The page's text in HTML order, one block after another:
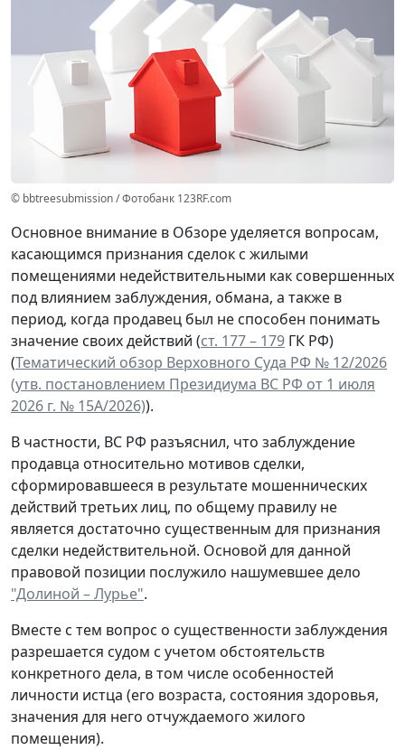
© bbtreesubmission / Фотобанк 123RF.com
Основное внимание в Обзоре уделяется вопросам,
касающимся признания сделок с жилыми
помещениями недействительными как совершенных
под влиянием заблуждения, обмана, а также в
период, когда продавец был не способен понимать
значение своих действий (ст. 177 – 179 ГК РФ)
(Тематический обзор Верховного Суда РФ № 12/2026
(утв. постановлением Президиума ВС РФ от 1 июля
2026 г. № 15А/2026)).
В частности, ВС РФ разъяснил, что заблуждение
продавца относительно мотивов сделки,
сформировавшееся в результате мошеннических
действий третьих лиц, по общему правилу не
является достаточно существенным для признания
сделки недействительной. Основой для данной
правовой позиции послужило нашумевшее дело
"Долиной – Лурье".
Вместе с тем вопрос о существенности заблуждения
разрешается судом с учетом обстоятельств
конкретного дела, в том числе особенностей
личности истца (его возраста, состояния здоровья,
значения для него отчуждаемого жилого
помещения).